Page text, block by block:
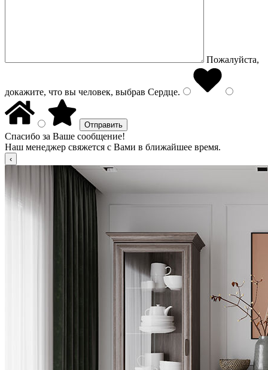
Пожалуйста,
докажите, что вы человек, выбрав Сердце.
Спасибо за Ваше сообщение!
Наш менеджер свяжется с Вами в ближайшее время.